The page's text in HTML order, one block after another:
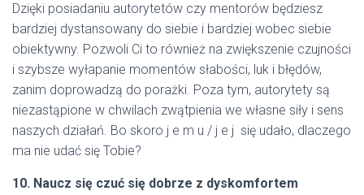
Dzięki posiadaniu autorytetów czy mentorów będziesz
bardziej dystansowany do siebie i bardziej wobec siebie
obiektywny. Pozwoli Ci to również na zwiększenie czujności
i szybsze wyłapanie momentów słabości, luk i błędów,
zanim doprowadzą do porażki. Poza tym, autorytety są
niezastąpione w chwilach zwątpienia we własne siły i sens
naszych działań. Bo skoro j e m u / j e j się udało, dlaczego
ma nie udać się Tobie?
10. Naucz się czuć się dobrze z dyskomfortem